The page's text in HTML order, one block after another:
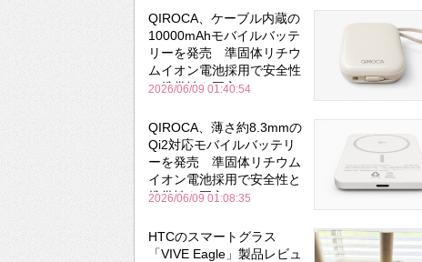
QIROCA、ケーブル内蔵の
10000mAhモバイルバッテ
リーを発売 準固体リチウ
ムイオン電池採用で安全性
と携帯性を両立
2026/06/09 01:40:54
QIROCA、薄さ約8.3mmの
Qi2対応モバイルバッテリ
ーを発売 準固体リチウム
イオン電池採用で安全性と
携帯性を両立
2026/06/09 01:08:35
HTCのスマートグラス
「VIVE Eagle」製品レビュ